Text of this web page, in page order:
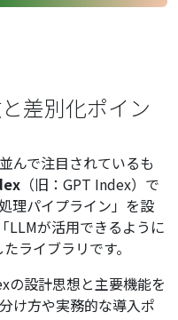
差別化ポイン
んで注目されているも
（旧：GPT Index）で
理パイプライン」を設
LLMが活用できるように
ライブラリです。
の設計思想と主要機能を
け方や実務的な導入ポ